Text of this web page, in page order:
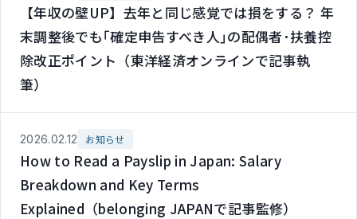
【年収の壁UP】去年と同じ感覚では損をする？ 年
末調整後でも｢確定申告すべき人｣の配偶者･扶養控
除改正ポイント（東洋経済オンラインで記事執
筆）
2026.02.12 お知らせ
How to Read a Payslip in Japan: Salary
Breakdown and Key Terms
Explained（belonging JAPANで記事監修）